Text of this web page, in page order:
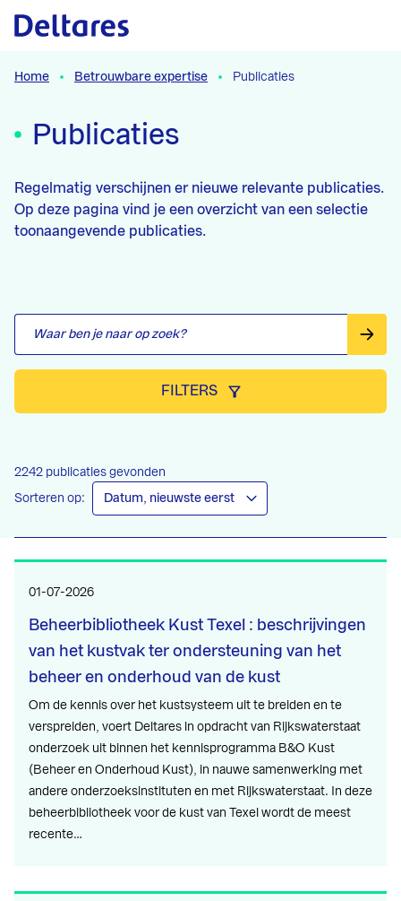
Ga direct naar de content
Ga direct naar de filters
Ga direct naar de resultaten
Home Betrouwbare expertise Publicaties
Publicaties
Regelmatig verschijnen er nieuwe relevante publicaties.
Op deze pagina vind je een overzicht van een selectie
toonaangevende publicaties.
FILTERS
2242 publicaties gevonden
Sorteren op:
01-07-2026
Beheerbibliotheek Kust Texel : beschrijvingen
van het kustvak ter ondersteuning van het
beheer en onderhoud van de kust
Om de kennis over het kustsysteem uit te breiden en te
verspreiden, voert Deltares in opdracht van Rijkswaterstaat
onderzoek uit binnen het kennisprogramma B&O Kust
(Beheer en Onderhoud Kust), in nauwe samenwerking met
andere onderzoeksinstituten en met Rijkswaterstaat. In deze
beheerbibliotheek voor de kust van Texel wordt de meest
recente…